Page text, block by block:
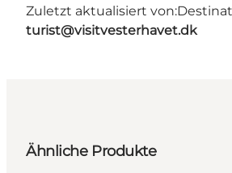
Zuletzt aktualisiert von:
turist@visitvesterhavet.dk
Ähnliche Produkte